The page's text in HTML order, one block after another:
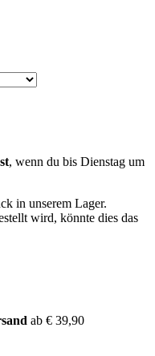
, wenn du bis Dienstag um
in unserem Lager.
wird, könnte dies das
ab € 39,90